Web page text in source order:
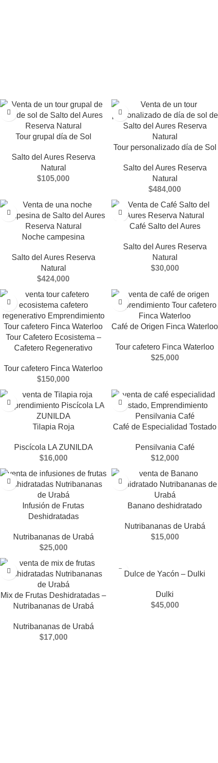
Tour grupal día de Sol
Salto del Aures Reserva
Natural
$105,000
Tour personalizado día de Sol
Salto del Aures Reserva
Natural
$484,000
Noche campesina
Salto del Aures Reserva
Natural
$424,000
Café Salto del Aures
Salto del Aures Reserva
Natural
$30,000
Tour Cafetero Ecosistema –
Cafetero Regenerativo
Tour cafetero Finca Waterloo
$150,000
Café de Origen Finca Waterloo
Tour cafetero Finca Waterloo
$25,000
Tilapia Roja
Piscícola LA ZUNILDA
$16,000
Café de Especialidad Tostado
Pensilvania Café
$12,000
Infusión de Frutas
Deshidratadas
Nutribananas de Urabá
$25,000
Banano deshidratado
Nutribananas de Urabá
$15,000
Mix de Frutas Deshidratadas –
Nutribananas de Urabá
Nutribananas de Urabá
$17,000
Dulce de Yacón – Dulki
Dulki
$45,000